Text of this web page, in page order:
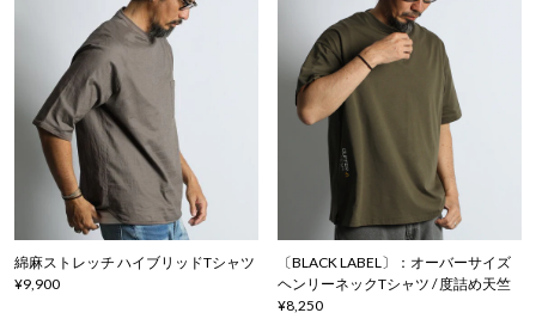
綿麻ストレッチ ハイブリッドTシャツ
¥9,900
〔BLACK LABEL〕：オーバーサイズ
ヘンリーネックTシャツ / 度詰め天竺
¥8,250